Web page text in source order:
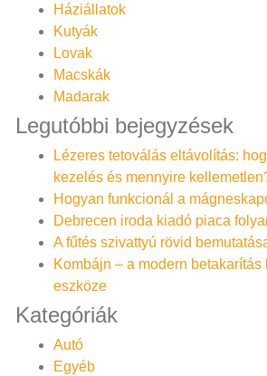
Háziállatok
Kutyák
Lovak
Macskák
Madarak
Legutóbbi bejegyzések
Lézeres tetoválás eltávolítás:
kezelés és mennyire
Hogyan funkcionál a
Debrecen iroda kiadó piaca
A fűtés szivattyú rövid
Kombájn – a modern betakarítás
eszköze
Kategóriák
Autó
Egyéb